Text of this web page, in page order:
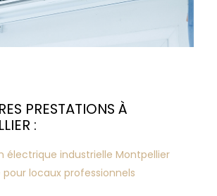
PRESTATIONS À
:
électrique industrielle Montpellier
locaux professionnels